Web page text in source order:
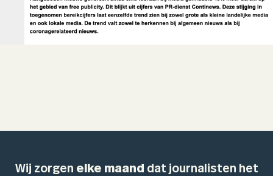
Wij zorgen elke maand dat journalisten het